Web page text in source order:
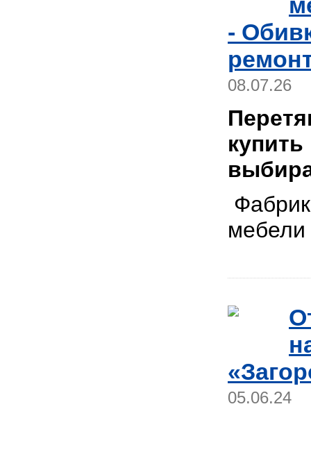
-
08.07.26
05.06.24